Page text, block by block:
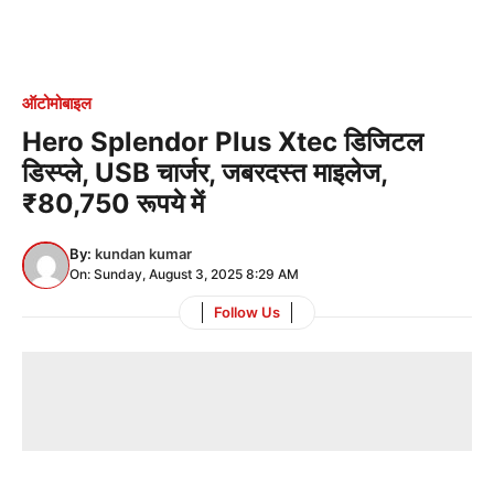
ऑटोमोबाइल
Hero Splendor Plus Xtec डिजिटल
डिस्प्ले, USB चार्जर, जबरदस्त माइलेज,
₹80,750 रूपये में
By: kundan kumar
On: Sunday, August 3, 2025 8:29 AM
Follow Us